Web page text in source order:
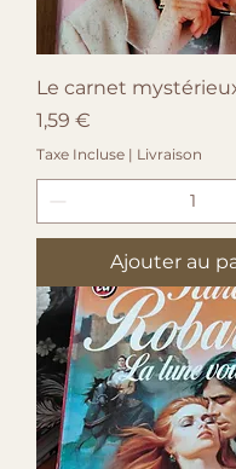
Le carnet
Prix
1,59 €
Taxe Incluse | Livraison
Ajouter au